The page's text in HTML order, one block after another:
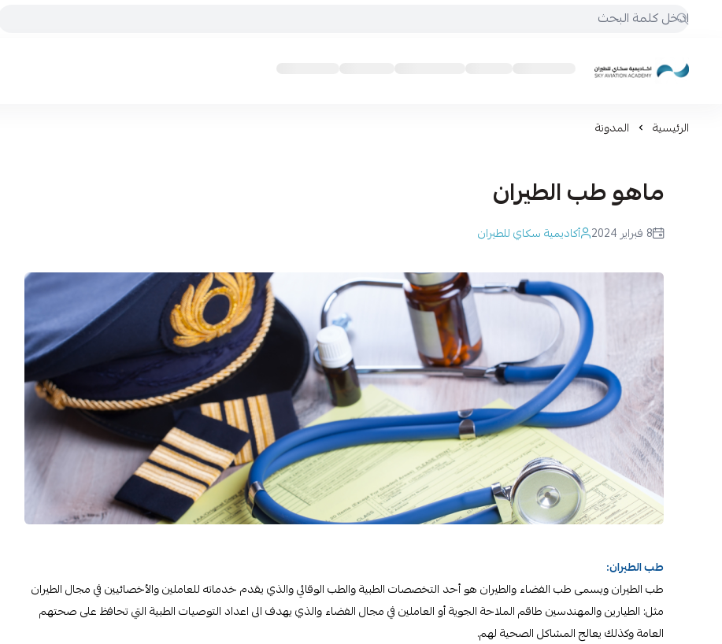
أكاديمية سكاي للطيران
الرئيسية المدونة
ماهو طب الطيران
8 فبراير 2024 أكاديمية سكاي للطيران
طب الطيران:
طب الطيران ويسمى طب الفضاء والطيران هو أحد التخصصات الطبية والطب الوقائي والذي يقدم خدماته للعاملين والأخصائيين في مجال الطيران
مثل: الطيارين والمهندسين طاقم الملاحة الجوية أو العاملين في مجال الفضاء والذي يهدف الى اعداد التوصيات الطبية التي تحافظ على صحتهم
العامة وكذلك يعالج المشاكل الصحية لهم.